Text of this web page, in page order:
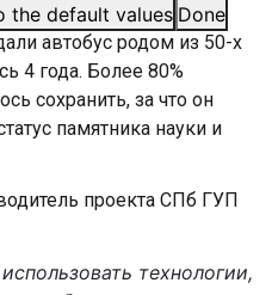
the default values Done
которые,
автобус родом из 50-х
4 года. Более 80%
сохранить, за что он
памятника науки и
проекта СПб ГУП
технологии,